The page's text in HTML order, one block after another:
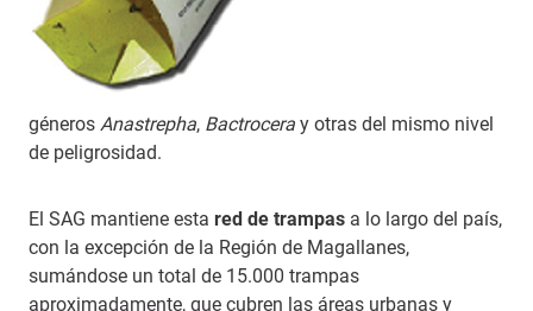
géneros Anastrepha, Bactrocera y otras del mismo nivel
de peligrosidad.
El SAG mantiene esta red de trampas a lo largo del país,
con la excepción de la Región de Magallanes,
sumándose un total de 15.000 trampas
aproximadamente, que cubren las áreas urbanas y